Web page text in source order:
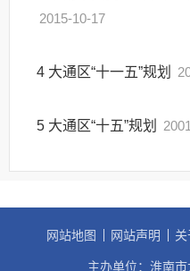
2015-10-17
4 大通区“十一五”规划
5 大通区“十五”规划
网站地图 网站声明 关
主办单位：淮南